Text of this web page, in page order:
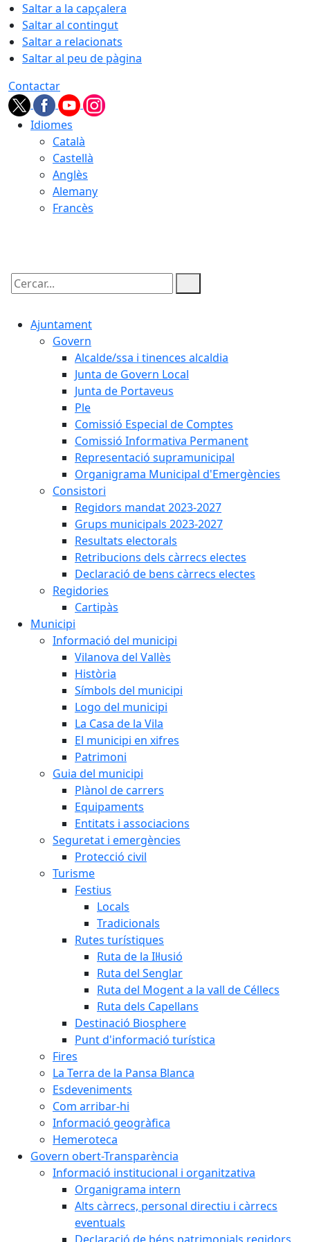
Saltar a la capçalera
Saltar al contingut
Saltar a relacionats
Saltar al peu de pàgina
Contactar
Idiomes
Català
Castellà
Anglès
Alemany
Francès
Cercar:
Ajuntament
Govern
Alcalde/ssa i tinences alcaldia
Junta de Govern Local
Junta de Portaveus
Ple
Comissió Especial de Comptes
Comissió Informativa Permanent
Representació supramunicipal
Organigrama Municipal d'Emergències
Consistori
Regidors mandat 2023-2027
Grups municipals 2023-2027
Resultats electorals
Retribucions dels càrrecs electes
Declaració de bens càrrecs electes
Regidories
Cartipàs
Municipi
Informació del municipi
Vilanova del Vallès
Història
Símbols del municipi
Logo del municipi
La Casa de la Vila
El municipi en xifres
Patrimoni
Guia del municipi
Plànol de carrers
Equipaments
Entitats i associacions
Seguretat i emergències
Protecció civil
Turisme
Festius
Locals
Tradicionals
Rutes turístiques
Ruta de la Il·lusió
Ruta del Senglar
Ruta del Mogent a la vall de Céllecs
Ruta dels Capellans
Destinació Biosphere
Punt d'informació turística
Fires
La Terra de la Pansa Blanca
Esdeveniments
Com arribar-hi
Informació geogràfica
Hemeroteca
Govern obert-Transparència
Informació institucional i organitzativa
Organigrama intern
Alts càrrecs, personal directiu i càrrecs
eventuals